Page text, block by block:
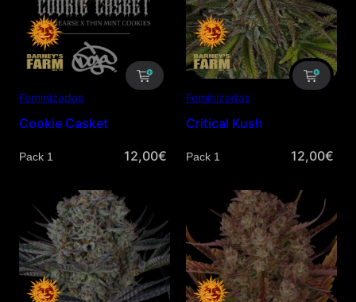
Feminizadas
Cookie Casket
Cantidad 12,00€
Feminizadas
Critical Kush
Cantidad 12,00€